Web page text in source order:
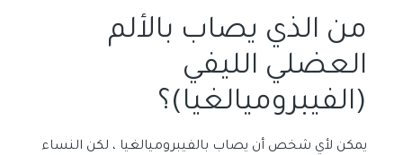
من الذي يصاب بالألم
العضلي الليفي
(الفيبروميالغيا)؟
يمكن لأي شخص أن يصاب بالفيبروميالغيا ، لكن النساء